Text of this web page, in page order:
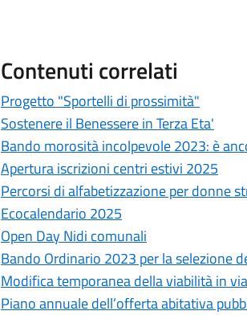
Contenuti correlati
Progetto "Sportelli di prossimità"
Sostenere il Benessere in Terza Eta'
Bando morosità incolpevole 2023: è
Apertura iscrizioni centri estivi 2025
Percorsi di alfabetizzazione per donne
Ecocalendario 2025
Open Day Nidi comunali
Bando Ordinario 2023 per la selezione
Modifica temporanea della viabilità in
Piano annuale dell’offerta abitativa